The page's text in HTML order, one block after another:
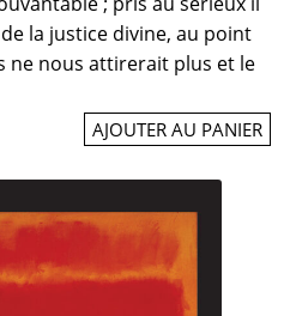
la justice divine, au point
ne nous attirerait plus et le
AJOUTER AU PANIER